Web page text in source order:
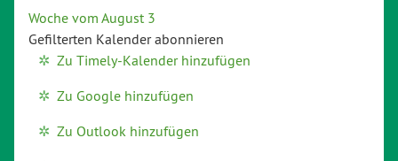
Woche vom August 3
Gefilterten Kalender abonnieren
Zu Timely-Kalender hinzufügen
Zu Google hinzufügen
Zu Outlook hinzufügen